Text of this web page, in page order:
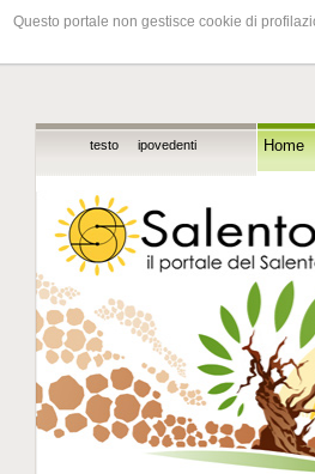
Questo portale non gestisce cookie di
testo ipovedenti Home